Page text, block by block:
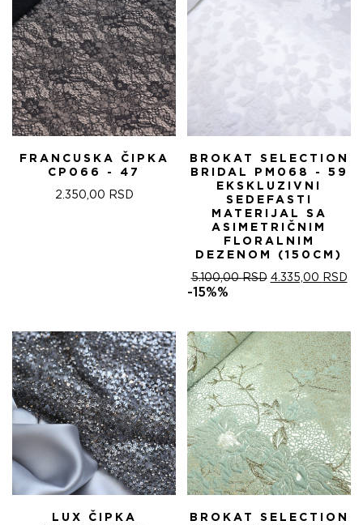
FRANCUSKA ČIPKA
CP066 - 47
2.350,00 RSD
BROKAT SELECTION
BRIDAL PM068 - 59
EKSKLUZIVNI
SEDEFASTI
MATERIJAL SA
ASIMETRIČNIM
FLORALNIM
DEZENOM (150CM)
5.100,00RSD ОРИГИНАЛНА
5.100,00 RSD.
4.335,00 RSD
-15%%
LUX ČIPKA
BROKAT SELECTION